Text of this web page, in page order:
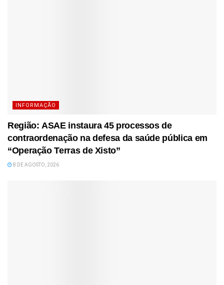
INFORMAÇÃO
Região: ASAE instaura 45 processos de
contraordenação na defesa da saúde pública em
“Operação Terras de Xisto”
8 DE AGOSTO, 2026